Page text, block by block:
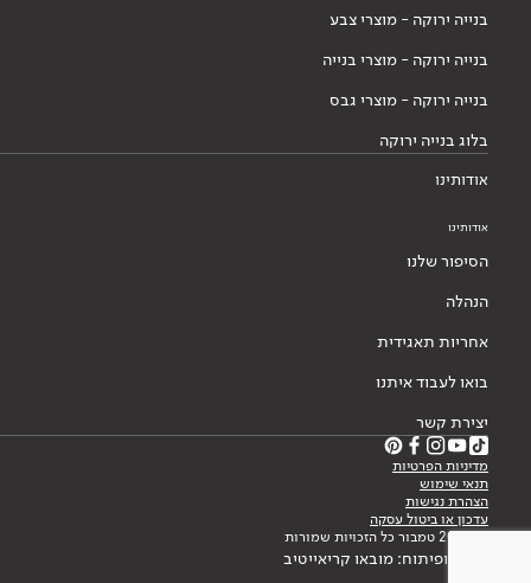
בנייה ירוקה - מוצרי צבע
בנייה ירוקה - מוצרי בנייה
בנייה ירוקה - מוצרי גבס
בלוג בנייה ירוקה
אודותינו
אודותינו
הסיפור שלנו
הנהלה
אחריות תאגידית
בואו לעבוד איתנו
יצירת קשר
מדיניות הפרטיות
תנאי שימוש
הצהרת נגישות
עדכון או ביטול עסקה
© 2026 טמבור כל הזכויות שמורות
עיצוב ופיתוח: מובאו קריאייטיב